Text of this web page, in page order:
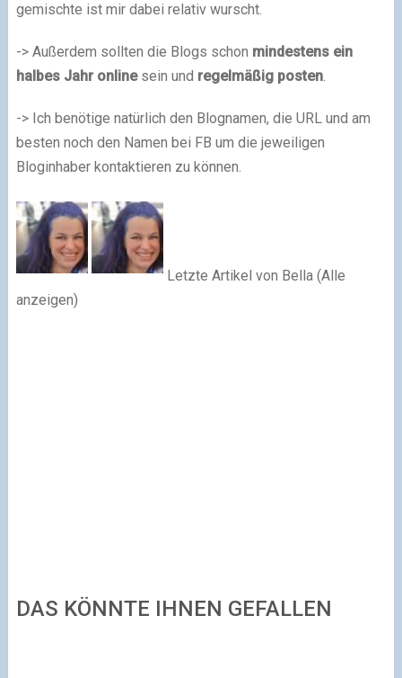
gemischte ist mir dabei relativ wurscht.
-> Außerdem sollten die Blogs schon mindestens ein
halbes Jahr onlinesein und regelmäßig posten.
-> Ich benötige natürlich den Blognamen, die URL und am
besten noch den Namen bei FB um die jeweiligen
Bloginhaber kontaktieren zu können.
Letzte Artikel von Bella (Alle
anzeigen)
DAS KÖNNTE IHNEN GEFALLEN